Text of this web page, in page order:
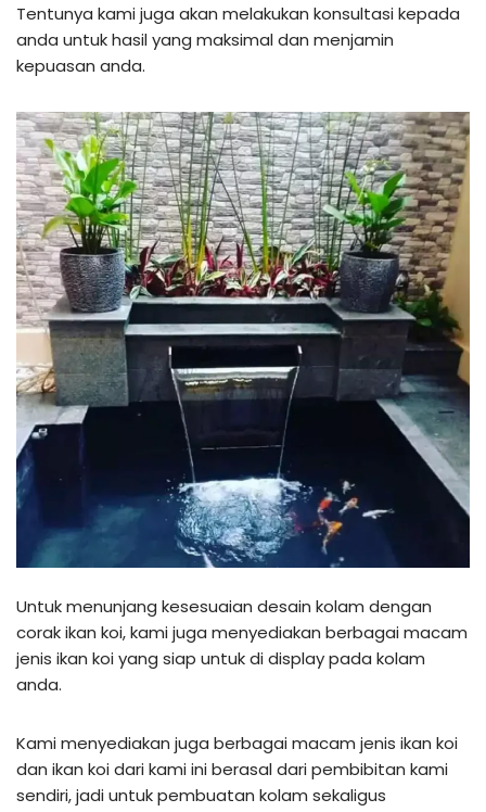
Tentunya kami juga akan melakukan konsultasi kepada
anda untuk hasil yang maksimal dan menjamin
kepuasan anda.
Untuk menunjang kesesuaian desain kolam dengan
corak ikan koi, kami juga menyediakan berbagai macam
jenis ikan koi yang siap untuk di display pada kolam
anda.
Kami menyediakan juga berbagai macam jenis ikan koi
dan ikan koi dari kami ini berasal dari pembibitan kami
sendiri, jadi untuk pembuatan kolam sekaligus